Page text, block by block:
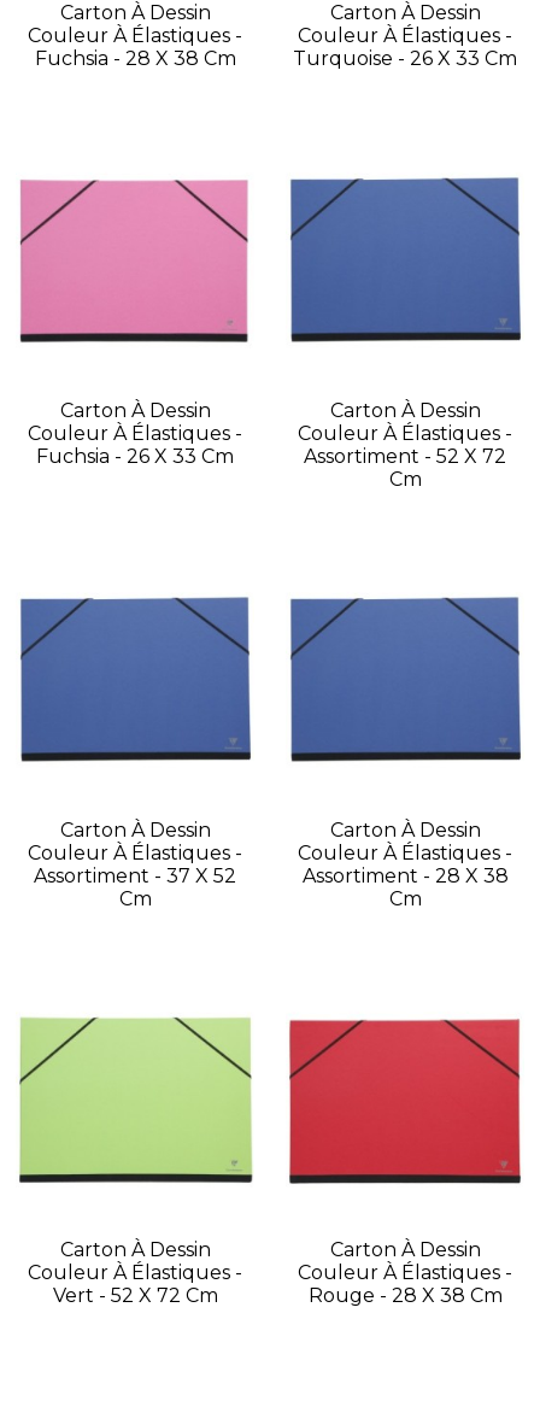
Carton À Dessin
Couleur À Élastiques -
Fuchsia - 28 X 38 Cm
Carton À Dessin
Couleur À Élastiques -
Turquoise - 26 X 33 Cm
Carton À Dessin
Couleur À Élastiques -
Fuchsia - 26 X 33 Cm
Carton À Dessin
Couleur À Élastiques -
Assortiment - 52 X 72
Cm
Carton À Dessin
Couleur À Élastiques -
Assortiment - 37 X 52
Cm
Carton À Dessin
Couleur À Élastiques -
Assortiment - 28 X 38
Cm
Carton À Dessin
Couleur À Élastiques -
Vert - 52 X 72 Cm
Carton À Dessin
Couleur À Élastiques -
Rouge - 28 X 38 Cm